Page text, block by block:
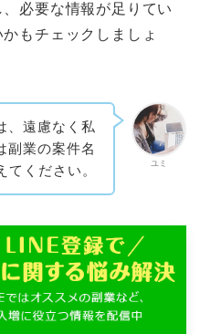
必要な情報が足りてい
もチェックしましょ
ユミ
、遠慮なく私
副業の案件名
ください。